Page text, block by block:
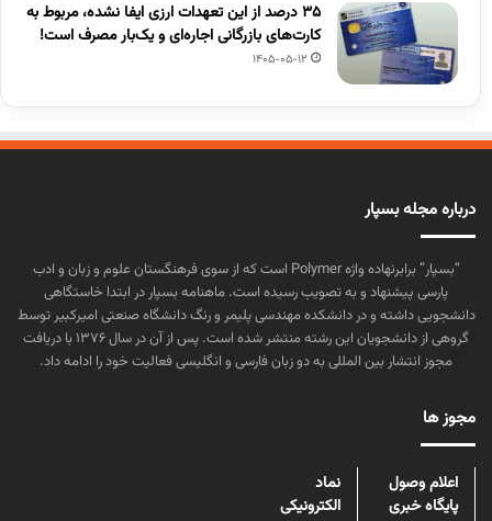
۳۵ درصد از این تعهدات ارزی ایفا نشده، مربوط به
کارت‌های بازرگانی اجاره‌ای و یک‌بار مصرف است!
1405-05-12
درباره مجله بسپار
“بسپار” برابرنهاده واژه Polymer است که از سوی فرهنگستان علوم و زبان و ادب
پارسی پیشنهاد و به تصویب رسیده است. ماهنامه بسپار در ابتدا خاستگاهی
دانشجویی داشته و در دانشکده مهندسی پلیمر و رنگ دانشگاه صنعتی امیرکبیر توسط
گروهی از دانشجویان این رشته منتشر شده است. پس از آن در سال ۱۳۷۶ با دریافت
مجوز انتشار بین المللی به دو زبان فارسی و انگلیسی فعالیت خود را ادامه داد.
مجوز ها
اعلام وصول
پایگاه خبری
نماد
الکترونیکی